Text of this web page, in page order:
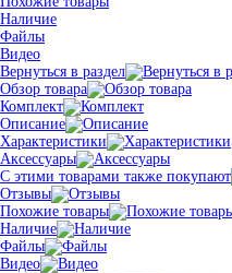
Наличие
Файлы
Видео
Вернуться в раздел
Обзор товара
Комплект
Описание
Характеристики
Аксессуары
С этими товарами также покупают
Отзывы
Похожие товары
Наличие
Файлы
Видео